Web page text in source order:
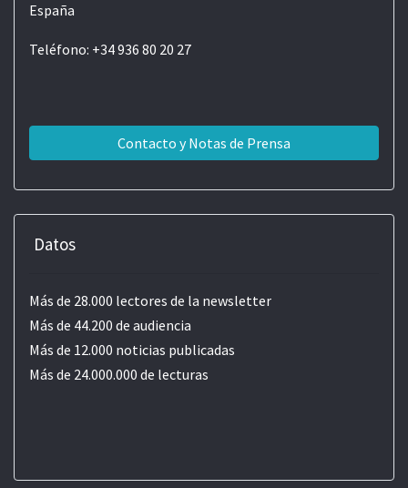
España
Teléfono: +34 936 80 20 27
Contacto y Notas de Prensa
Datos
Más de 28.000 lectores de la newsletter
Más de 44.200 de audiencia
Más de 12.000 noticias publicadas
Más de 24.000.000 de lecturas